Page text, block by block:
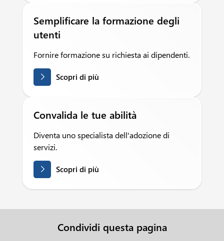
Semplificare la formazione degli
utenti
Fornire formazione su richiesta ai dipendenti.
Scopri di più
Convalida le tue abilità
Diventa uno specialista dell'adozione di
servizi.
Scopri di più
Condividi questa pagina